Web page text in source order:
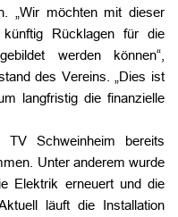
„Wir möchten mit dieser
Rücklagen für die
werden können“,
des Vereins. „Dies ist
langfristig die finanzielle
Schweinheim bereits
Unter anderem wurde
Elektrik erneuert und die
läuft die Installation